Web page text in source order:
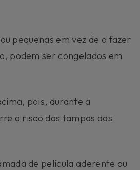
pequenas em vez de o fazer
podem ser congelados em
pois, durante a
o risco das tampas dos
de película aderente ou